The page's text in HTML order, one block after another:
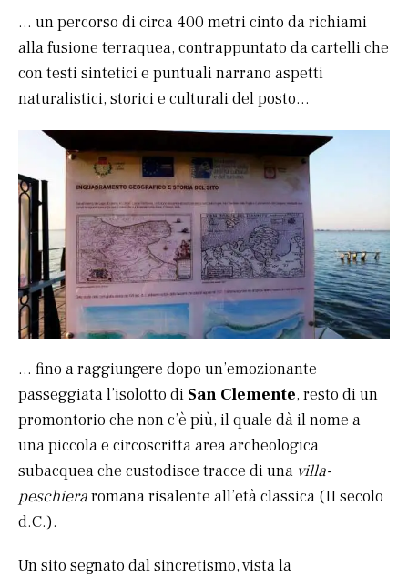
… un percorso di circa 400 metri cinto da richiami
alla fusione terraquea, contrappuntato da cartelli che
con testi sintetici e puntuali narrano aspetti
naturalistici, storici e culturali del posto…
… fino a raggiungere dopo un’emozionante
passeggiata l’isolotto di San Clemente, resto di un
promontorio che non c’è più, il quale dà il nome a
una piccola e circoscritta area archeologica
subacquea che custodisce tracce di una villa-
peschieraromana risalente all’età classica (II secolo
d.C.).
Un sito segnato dal sincretismo, vista la